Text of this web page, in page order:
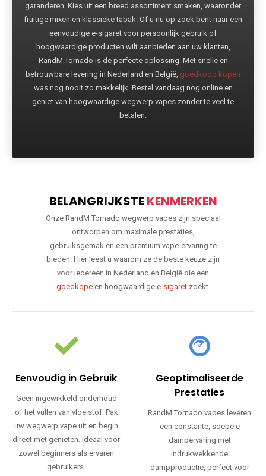
garanderen. Kies uit een breed assortiment smaken, waaronder
fruitige mixen en klassieke tabak. Of u nu op zoek bent naar een
eenvoudige e-sigaret voor persoonlijk gebruik of
hoogwaardige producten wilt aanbieden aan uw klanten,
RandM Tornado is de perfecte oplossing. Met snelle en
betrouwbare levering in Nederland en België, goedkoop kopen
was nog nooit zo makkelijk. Bestel vandaag nog online en
geniet van hoogwaardige wegwerp vapes zonder te veel te
betalen.
BELANGRIJKSTEKENMERKEN
Onze RandM Tornado wegwerp vapes zijn speciaal
ontworpen om maximale prestaties,
gebruiksgemak en een premium vape-ervaring te
bieden. Hier leest u waarom ze de beste keuze zijn
voor iedereen in Nederland en België die een
goedkopeen hoogwaardige e-sigaretzoekt.
Eenvoudig in Gebruik
Geen ingewikkeld onderhoud
of het vullen van vloeistof. Pak
uw wegwerp vape uit en begin
direct met genieten. Ideaal voor
zowel beginners als ervaren
gebruikers.
Geoptimaliseerde
Prestaties
RandM Tornado vapes leveren
een constante, soepele
dampervaring met
indrukwekkende
dampproductie, perfect voor